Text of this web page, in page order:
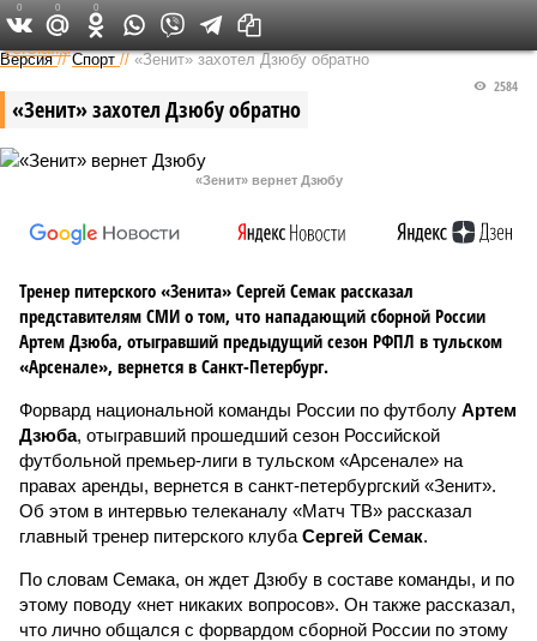
Федеральный выпуск
Версия //Спорт //«Зенит» захотел Дзюбу обратно
«Зенит» захотел Дзюбу обратно
2584
«Зенит» вернет Дзюбу
Тренер питерского «Зенита» Сергей Семак рассказал
представителям СМИ о том, что нападающий сборной России
Артем Дзюба, отыгравший предыдущий сезон РФПЛ в тульском
«Арсенале», вернется в Санкт-Петербург.
Форвард национальной команды России по футболу Артем
Дзюба, отыгравший прошедший сезон Российской
футбольной премьер-лиги в тульском «Арсенале» на
правах аренды, вернется в санкт-петербургский «Зенит».
Об этом в интервью телеканалу «Матч ТВ» рассказал
главный тренер питерского клуба Сергей Семак.
По словам Семака, он ждет Дзюбу в составе команды, и по
этому поводу «нет никаких вопросов». Он также рассказал,
что лично общался с форвардом сборной России по этому
0 0 0